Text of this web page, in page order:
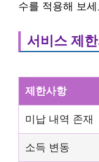
수를 적용해 보세
서비스 제
제한사항
미납 내역 존재
소득 변동